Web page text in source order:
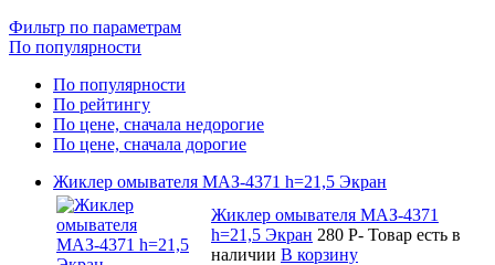
Фильтр по параметрам
По популярности
По популярности
По рейтингу
По цене, сначала недорогие
По цене, сначала дорогие
Жиклер омывателя МАЗ-4371 h=21,5 Экран
Жиклер омывателя МАЗ-4371
h=21,5 Экран 280 P- Товар есть в
наличии В корзину